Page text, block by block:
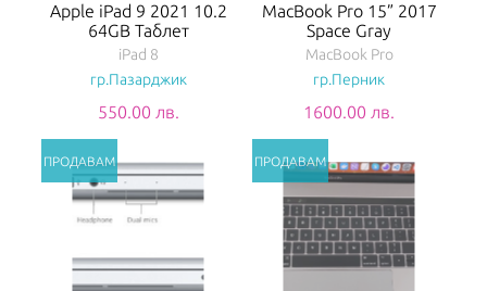
Apple iPad 9 2021 10.2
64GB Таблет
iPad 8
гр.Пазарджик
550.00 лв.
MacBook Pro 15” 2017
Space Gray
MacBook Pro
гр.Перник
1600.00 лв.